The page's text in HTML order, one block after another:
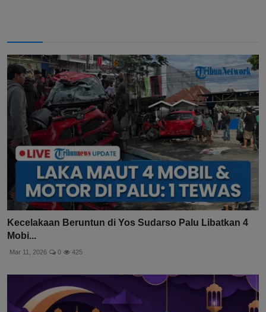
Kecelakaan Beruntun di Yos Sudarso Palu Libatkan 4
Mobi...
Mar 11, 2026 0 425